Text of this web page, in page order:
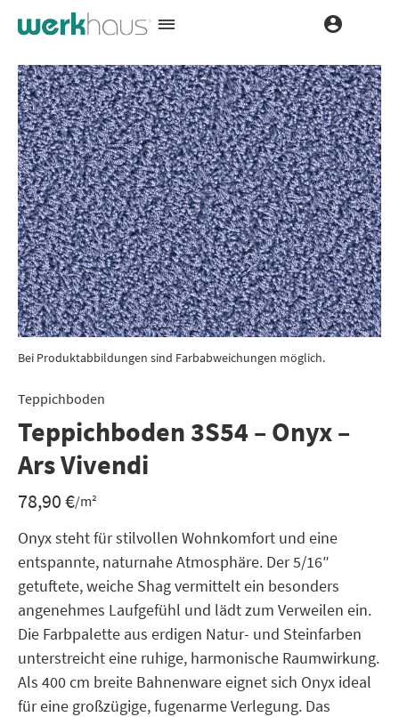
Bei Produktabbildungen sind Farbabweichungen möglich.
Teppichboden
Teppichboden 3S54 – Onyx –
Ars Vivendi
78,90€/m²
Onyx steht für stilvollen Wohnkomfort und eine
entspannte, naturnahe Atmosphäre. Der 5/16″
getuftete, weiche Shag vermittelt ein besonders
angenehmes Laufgefühl und lädt zum Verweilen ein.
Die Farbpalette aus erdigen Natur- und Steinfarben
unterstreicht eine ruhige, harmonische Raumwirkung.
Als 400 cm breite Bahnenware eignet sich Onyx ideal
für eine großzügige, fugenarme Verlegung. Das